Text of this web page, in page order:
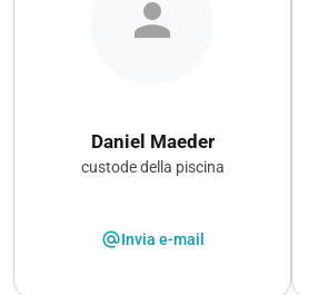
person
Daniel Maeder
custode della piscina
alternate_emailInvia e-mail